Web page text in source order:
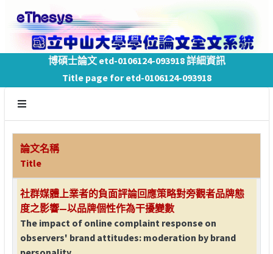
博碩士論文 etd-0106124-093918 詳細資訊
Title page for etd-0106124-093918
論文名稱
Title
社群媒體上業者的負面評論回應策略對旁觀者品牌態
度之影響—以品牌個性作為干擾變數
The impact of online complaint response on
observers' brand attitudes: moderation by brand